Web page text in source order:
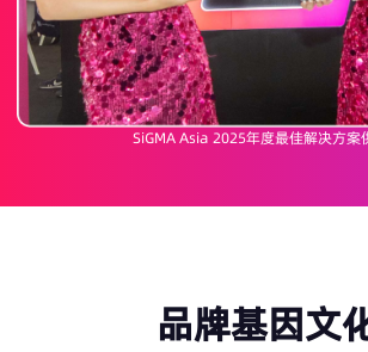
SiGMA Asia 2025年度最佳解决方案
品牌基因文